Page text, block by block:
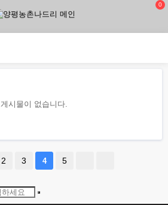
0
게시물이 없습니다.
2 3 4 5